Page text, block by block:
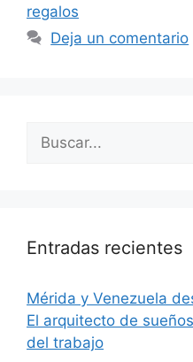
regalos
Deja un comentario
Entradas recientes
​Mérida y Venezuela
El arquitecto de
del trabajo